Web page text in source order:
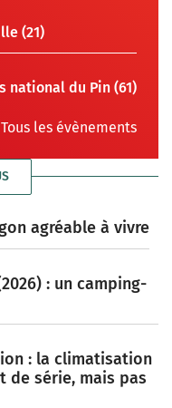
(21)
national du Pin (61)
Tous les évènements
agréable à vivre
: un camping-
: la climatisation
de série, mais pas